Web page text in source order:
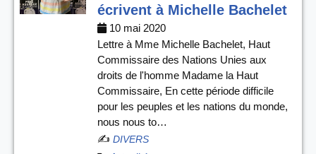
écrivent à Michelle Bachelet
10 mai 2020
Lettre à Mme Michelle Bachelet, Haut
Commissaire des Nations Unies aux
droits de l'homme Madame la Haut
Commissaire, En cette période difficile
pour les peuples et les nations du monde,
nous nous to…
✍️ DIVERS